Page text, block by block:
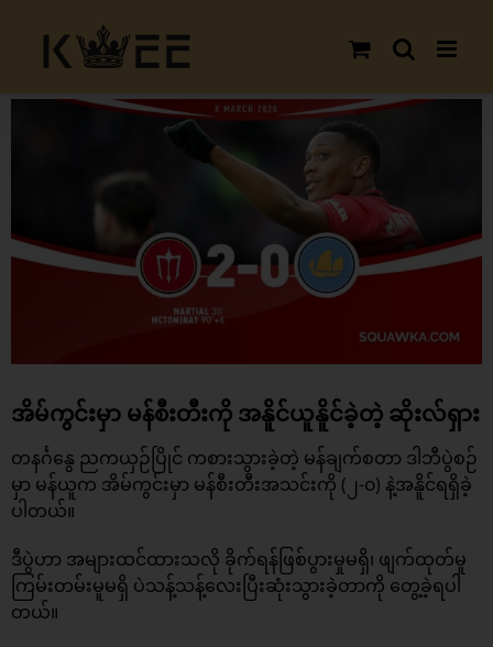
content
အိမ်ကွင်းမှာ မန်စီးတီးကို အနိူင်ယူနိူင်ခဲ့တဲ့ ဆိုးလ်ရှား
တနင်္ဂနွေ ညကယှဉ်ပြိုင် ကစားသွားခဲ့တဲ့ မန်ချက်စတာ ဒါဘီပွဲစဉ်
မှာ မန်ယူက အိမ်ကွင်းမှာ မန်စီးတီးအသင်းကို (၂-၀) နဲ့အနိူင်ရရှိခဲ့
ပါတယ်။
ဒီပွဲဟာ အများထင်ထားသလို ခိုက်ရန်ဖြစ်ပွားမှုမရှိ၊ ဖျက်ထုတ်မူ
ကြမ်းတမ်းမူမရှိ ပဲသန့်သန့်လေးပြီးဆုံးသွားခဲ့တာကို တွေ့ခဲ့ရပါ
တယ်။